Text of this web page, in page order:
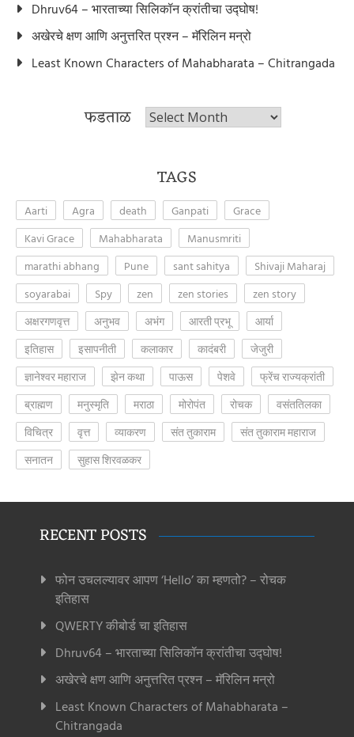
Dhruv64 – भारताच्या सिलिकॉन क्रांतीचा उद्घोष!
अखेरचे क्षण आणि अनुत्तरित प्रश्न – मॅरिलिन मन्रो
Least Known Characters of Mahabharata – Chitrangada
फडताळ फडताळ
TAGS
Aarti Agra death Ganpati
Grace
Kavi Grace
Mahabharata
Manusmriti
marathi abhang
Pune sant sahitya
Shivaji Maharaj
soyarabai
Spy zen zen stories
zen story
अक्षरगणवृत्त
अनुभव अभंग आरती प्रभू
आर्या
इतिहास
इसापनीती कलाकार कादंबरी
जेजुरी
ज्ञानेश्वर महाराज
झेन कथा पाऊस पेशवे
फ्रेंच राज्यक्रांती
ब्राह्मण
मनुस्मृति मराठा मोरोपंत रोचक
वसंततिलका
विचित्र
वृत्त व्याकरण संत तुकाराम
संत तुकाराम महाराज
सनातन
सुहास शिरवळकर
RECENT POSTS
फोन उचलल्यावर आपण ‘Hello’ का म्हणतो? – रोचक
इतिहास
QWERTY कीबोर्ड चा इतिहास
Dhruv64 – भारताच्या सिलिकॉन क्रांतीचा उद्घोष!
अखेरचे क्षण आणि अनुत्तरित प्रश्न – मॅरिलिन मन्रो
Least Known Characters of Mahabharata –
Chitrangada